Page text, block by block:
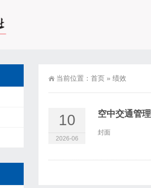
当前位置： 首页 » 绩效
10
2026-06
空中交通管理
封面